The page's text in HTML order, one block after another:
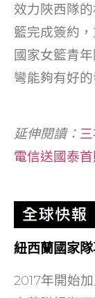
效力陜西隊
籃完成簽約
國家女籃青
彎能夠有好的
延伸閱讀：
電信送國泰
紐西蘭國家
2017年開始